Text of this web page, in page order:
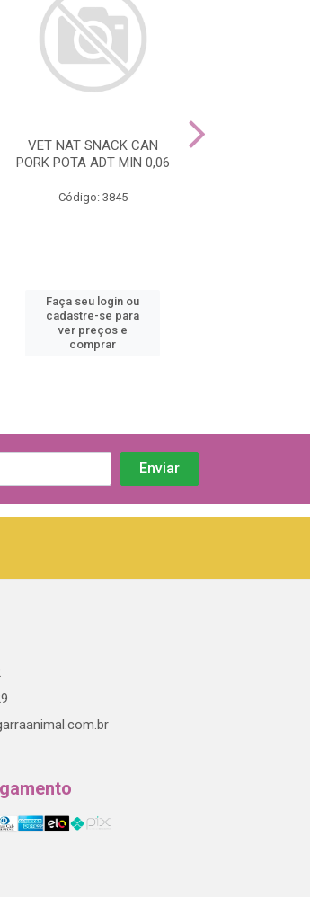
VET NAT SNACK CAN
PORK POTA ADT MIN 0,06
Código: 3845
Faça seu login ou
cadastre-se para
ver preços e
comprar